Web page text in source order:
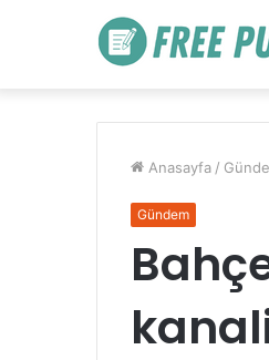
Anasayfa /
Gündem